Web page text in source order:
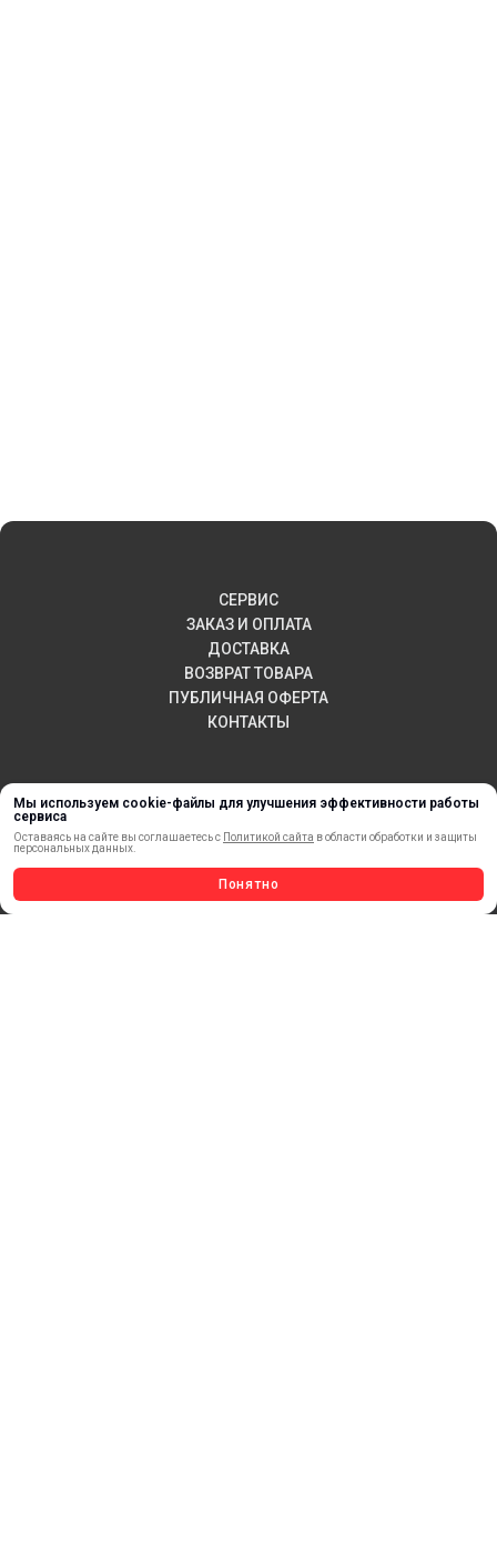
Мы используем cookie-файлы для улучшения эффективности работы
сервиса
Оставаясь на сайте вы соглашаетесь с Политикой сайта в области обработки и защиты
персональных данных.
Понятно
СЕРВИС
ЗАКАЗ И ОПЛАТА
ДОСТАВКА
ВОЗВРАТ ТОВАРА
ПУБЛИЧНАЯ ОФЕРТА
КОНТАКТЫ
НОВИНКИ
МАТЕРИАЛЫ ДЛЯ ПЕЧАТИ
САМОКЛЕЯЩИЕСЯ ПЛЕНКИ